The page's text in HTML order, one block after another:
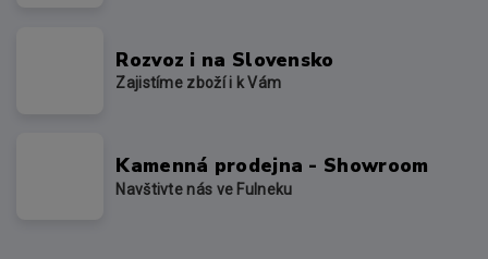
Rozvoz i na Slovensko
Zajistíme zboží i k Vám
Kamenná prodejna - Showroom
Navštivte nás ve Fulneku